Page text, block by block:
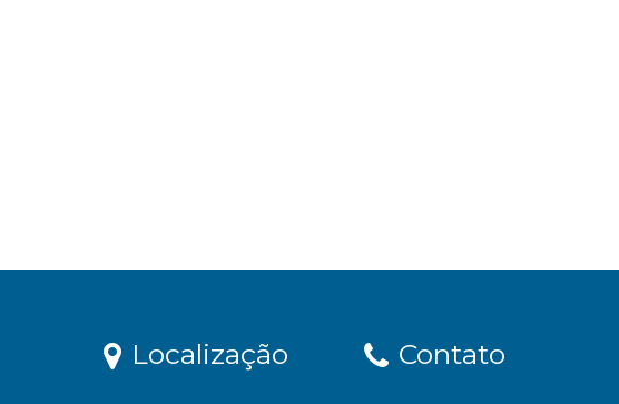
Localização Contato